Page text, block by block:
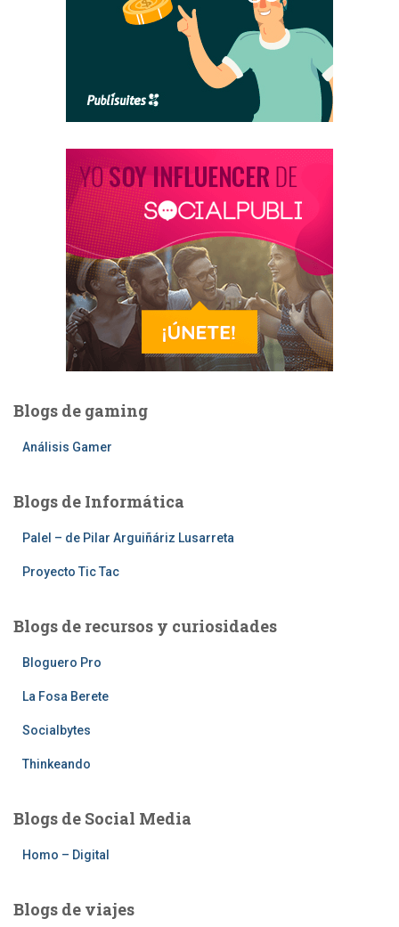
Blogs de gaming
Análisis Gamer
Blogs de Informática
Palel – de Pilar Arguiñáriz Lusarreta
Proyecto Tic Tac
Blogs de recursos y curiosidades
Bloguero Pro
La Fosa Berete
Socialbytes
Thinkeando
Blogs de Social Media
Homo – Digital
Blogs de viajes